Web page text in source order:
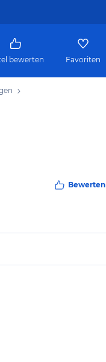
bewerten Favoriten
Bewerten